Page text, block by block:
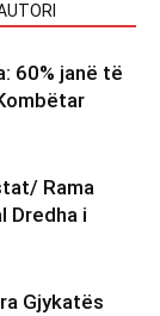
60% janë të
Rama
Dredha i
Gjykatës